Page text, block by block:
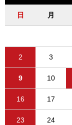
日 月
2 3
9 10
16 17
23 24